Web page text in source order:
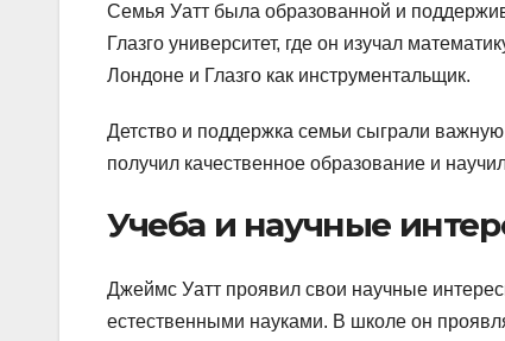
Семья Уатт была образованной и
Глазго университет, где он изучал
Лондоне и Глазго как инструментальщик.
Детство и поддержка семьи сыграли
получил качественное образование и
Учеба и научные
Джеймс Уатт проявил свои научные
естественными науками. В школе он